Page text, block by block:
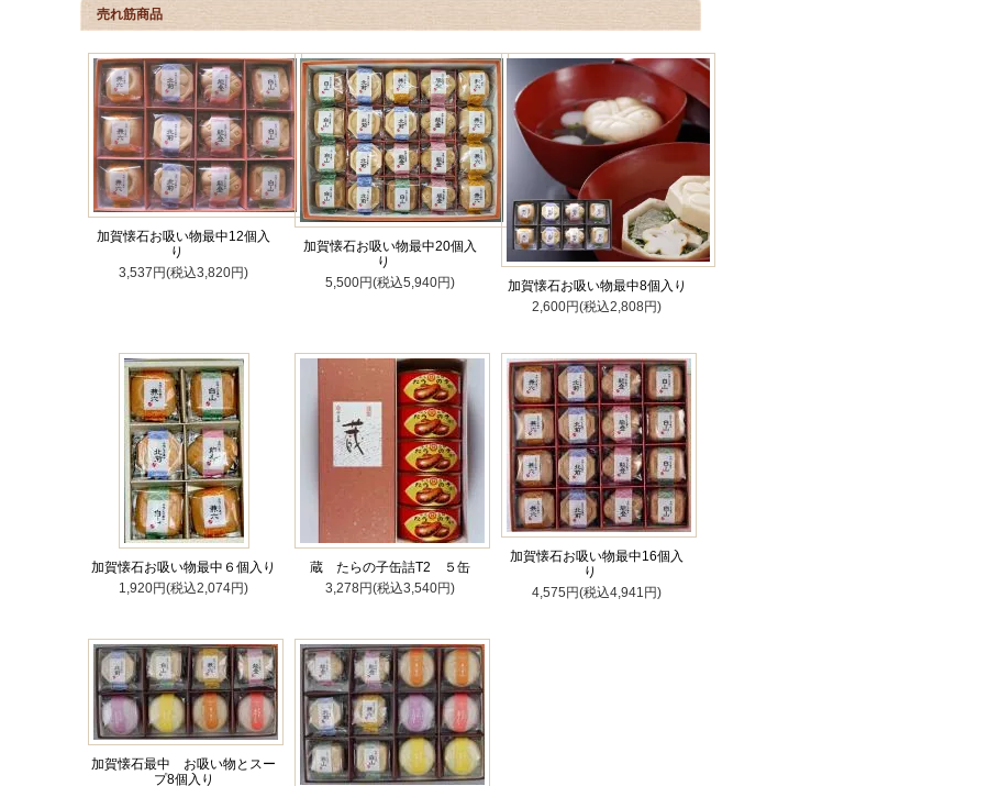
売れ筋商品
加賀懐石お吸い物最中12個入
り
3,537円(税込3,820円)
加賀懐石お吸い物最中20個入
り
5,500円(税込5,940円)
加賀懐石お吸い物最中8個入り
2,600円(税込2,808円)
加賀懐石お吸い物最中６個入り
1,920円(税込2,074円)
蔵 たらの子缶詰T2 ５缶
3,278円(税込3,540円)
加賀懐石お吸い物最中16個入
り
4,575円(税込4,941円)
加賀懐石最中 お吸い物とスー
プ8個入り